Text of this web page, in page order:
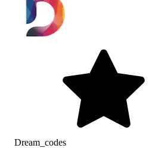
Dream_codes